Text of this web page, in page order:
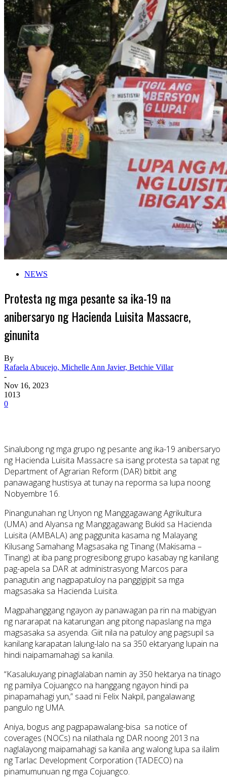
NEWS
Protesta ng mga pesante sa ika-19 na
anibersaryo ng Hacienda Luisita Massacre,
ginunita
By
Rafaela Abucejo, Michelle Ann Javier, Betchie Villar
-
Nov 16, 2023
1013
0
Sinalubong ng mga grupo ng pesante ang ika-19 anibersaryo
ng Hacienda Luisita Massacre sa isang protesta sa tapat ng
Department of Agrarian Reform (DAR) bitbit ang
panawagang hustisya at tunay na reporma sa lupa noong
Nobyembre 16.
Pinangunahan ng Unyon ng Manggagawang Agrikultura
(UMA) and Alyansa ng Manggagawang Bukid sa Hacienda
Luisita (AMBALA) ang paggunita kasama ng Malayang
Kilusang Samahang Magsasaka ng Tinang (Makisama –
Tinang) at iba pang progresibong grupo kasabay ng kanilang
pag-apela sa DAR at administrasyong Marcos para
panagutin ang nagpapatuloy na panggigipit sa mga
magsasaka sa Hacienda Luisita.
Magpahanggang ngayon ay panawagan pa rin na mabigyan
ng nararapat na katarungan ang pitong napaslang na mga
magsasaka sa asyenda. Giit nila na patuloy ang pagsupil sa
kanilang karapatan lalung-lalo na sa 350 ektaryang lupain na
hindi naipamamahagi sa kanila.
“Kasalukuyang pinaglalaban namin ay 350 hektarya na tinago
ng pamilya Cojuangco na hanggang ngayon hindi pa
pinapamahagi yun,” saad ni Felix Nakpil, pangalawang
pangulo ng UMA.
Aniya, bogus ang pagpapawalang-bisa sa notice of
coverages (NOCs) na nilathala ng DAR noong 2013 na
naglalayong maipamahagi sa kanila ang walong lupa sa ilalim
ng Tarlac Development Corporation (TADECO) na
pinamumunuan ng mga Cojuangco.